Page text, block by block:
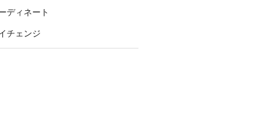
ディネート
チェンジ